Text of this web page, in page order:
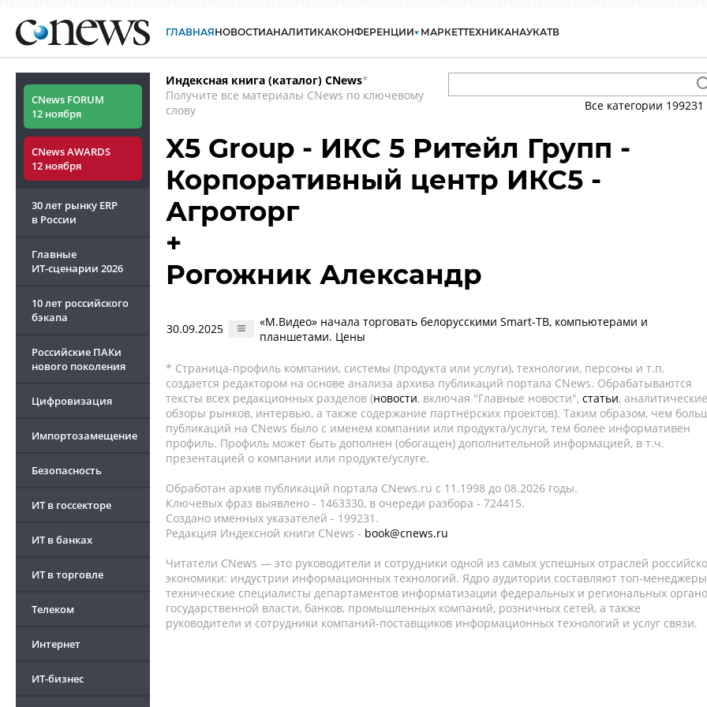
ГЛАВНАЯНОВОСТИАНАЛИТИКАКОНФЕРЕНЦИИ МАРКЕТТЕХНИКАНАУКАТВ
CNews FORUM
12 ноября
CNews AWARDS
12 ноября
30 лет рынку ERP
в России
Главные
ИТ-сценарии 2026
10 лет российского
бэкапа
Российские ПАКи
нового поколения
Цифровизация
Импортозамещение
Безопасность
ИТ в госсекторе
ИТ в банках
ИТ в торговле
Телеком
Интернет
ИТ-бизнес
Индексная книга (каталог) CNews*
Получите все материалы CNews по ключевому
слову
Все категории 199231
X5 Group - ИКС 5 Ритейл Групп -
Корпоративный центр ИКС5 -
Агроторг
+
Рогожник Александр
30.09.2025
«М.Видео» начала торговать белорусскими Smart-ТВ, компьютерами и
планшетами. Цены
* Страница-профиль компании, системы (продукта или услуги), технологии, персоны и т.п.
создается редактором на основе анализа архива публикаций портала CNews. Обрабатываются
тексты всех редакционных разделов (новости, включая "Главные новости", статьи, аналитические
обзоры рынков, интервью, а также содержание партнёрских проектов). Таким образом, чем
публикаций на CNews было с именем компании или продукта/услуги, тем более информативен
профиль. Профиль может быть дополнен (обогащен) дополнительной информацией, в т.ч.
презентацией о компании или продукте/услуге.
Обработан архив публикаций портала CNews.ru c 11.1998 до 08.2026 годы.
Ключевых фраз выявлено - 1463330, в очереди разбора - 724415.
Создано именных указателей - 199231.
Редакция Индексной книги CNews - book@cnews.ru
Читатели CNews — это руководители и сотрудники одной из самых успешных отраслей
экономики: индустрии информационных технологий. Ядро аудитории составляют топ-
технические специалисты департаментов информатизации федеральных и региональных
государственной власти, банков, промышленных компаний, розничных сетей, а также
руководители и сотрудники компаний-поставщиков информационных технологий и услуг связи.